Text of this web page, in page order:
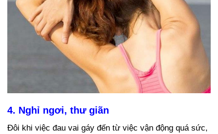
4. Nghỉ ngơi, thư giãn
Đôi khi việc đau vai gáy đến từ việc vận động quá sức,